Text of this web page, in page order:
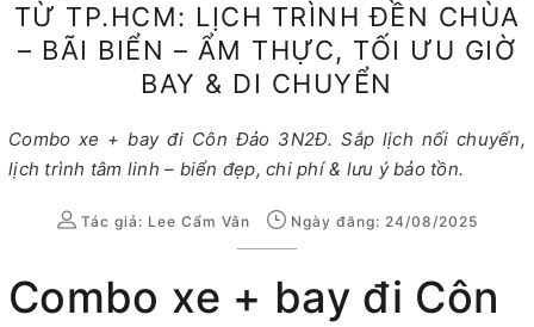
TỪ TP.HCM: LỊCH TRÌNH ĐỀN CHÙA
– BÃI BIỂN – ẨM THỰC, TỐI ƯU GIỜ
BAY & DI CHUYỂN
Combo xe + bay đi Côn Đảo 3N2Đ. Sắp lịch nối chuyến,
lịch trình tâm linh – biển đẹp, chi phí & lưu ý bảo tồn.
Tác giả: Lee Cẩm Vân Ngày đăng: 24/08/2025
Combo xe + bay đi Côn